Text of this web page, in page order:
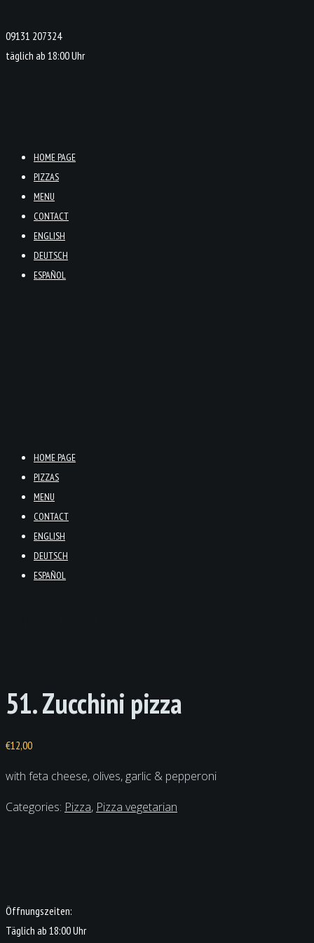
09131 207324
täglich ab 18:00 Uhr
HOME PAGE
PIZZAS
MENU
CONTACT
ENGLISH
DEUTSCH
ESPAÑOL
HOME PAGE
PIZZAS
MENU
CONTACT
ENGLISH
DEUTSCH
ESPAÑOL
51. Zucchini pizza
€12,00
with feta cheese, olives, garlic & pepperoni
Categories: Pizza, Pizza vegetarian
Öffnungszeiten:
Täglich ab 18:00 Uhr